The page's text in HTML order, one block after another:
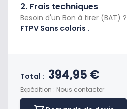
2. Frais techniques
Besoin d'un Bon à tirer (BAT) ?
FTPV Sans coloris .
Total : Prix final du
394,95 €
Expédition : Nous contacter